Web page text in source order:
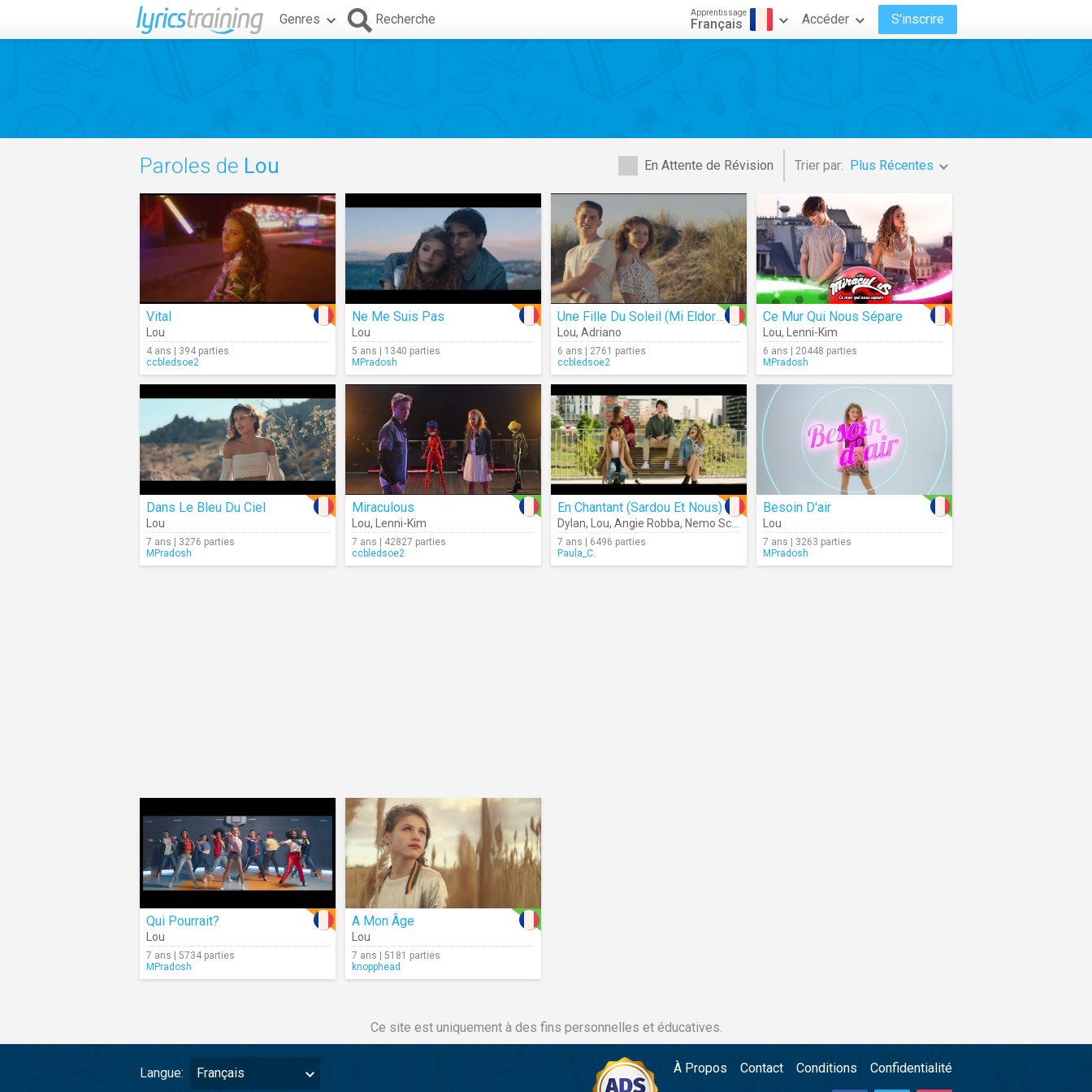
Genres Recherche Apprentissage
Français Accéder S'inscrire
En Attente de Révision Trier par: Plus Récentes
Paroles de Lou
Vital
Lou
4 ans | 394 parties
ccbledsoe2
Ne Me Suis Pas
Lou
5 ans | 1340 parties
MPradosh
Une Fille Du Soleil (Mi Eldorado)
Lou, Adriano
6 ans | 2761 parties
ccbledsoe2
Ce Mur Qui Nous Sépare
Lou, Lenni-Kim
6 ans | 20448 parties
MPradosh
Dans Le Bleu Du Ciel
Lou
7 ans | 3276 parties
MPradosh
Miraculous
Lou, Lenni-Kim
7 ans | 42827 parties
ccbledsoe2
En Chantant (Sardou Et Nous)
Dylan, Lou, Angie Robba, Nemo Schiffman
7 ans | 6496 parties
Paula_C.
Besoin D'air
Lou
7 ans | 3263 parties
MPradosh
Qui Pourrait?
Lou
7 ans | 5734 parties
MPradosh
A Mon Âge
Lou
7 ans | 5181 parties
knopphead
Ce site est uniquement à des fins personnelles et éducatives.
Langue: Français À Propos Contact Conditions Confidentialité